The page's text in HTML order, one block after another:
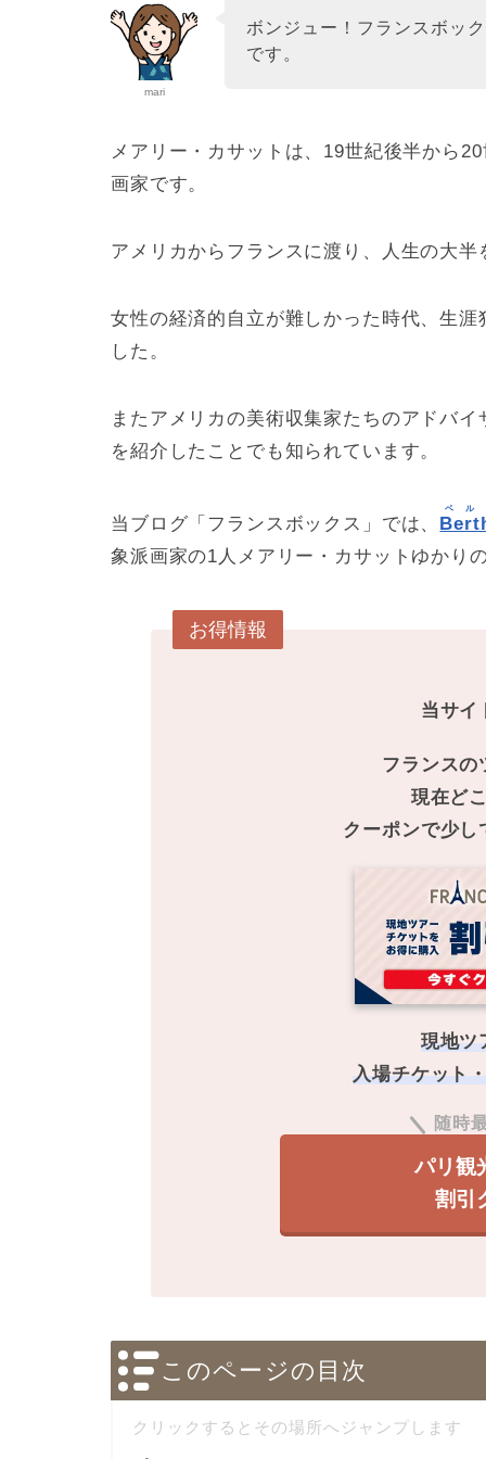
mari
ボンジュー！フランスボッ
です。
メアリー・カサットは、19世紀後半から
画家です。
アメリカからフランスに渡り、人生の大半
女性の経済的自立が難しかった時代、生
した。
またアメリカの美術収集家たちのアドバ
を紹介したことでも知られています。
当ブログ「フランスボックス」では、
ベル
象派画家の1人メアリー・カサットゆかり
お得情報
当サイ
フランスの
現在ど
クーポンで少し
現地ツ
入場チケット
随時
パリ観
割引
このページの目次